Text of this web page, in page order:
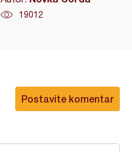
19012
Postavite komentar